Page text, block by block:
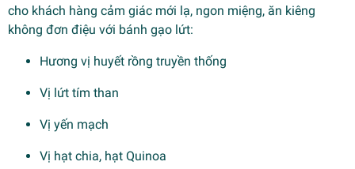
cho khách hàng cảm giác mới lạ, ngon miệng, ăn kiêng
không đơn điệu với bánh gạo lứt:
Hương vị huyết rồng truyền thống
Vị lứt tím than
Vị yến mạch
Vị hạt chia, hạt Quinoa